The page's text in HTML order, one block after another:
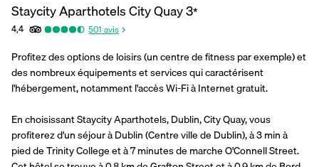
Staycity Aparthotels City Quay3*
4,4 501 avis
Profitez des options de loisirs (un centre de fitness par exemple) et
des nombreux équipements et services qui caractérisent
l'hébergement, notamment l'accès Wi-Fi à Internet gratuit.
En choisissant Staycity Aparthotels, Dublin, City Quay, vous
profiterez d'un séjour à Dublin (Centre ville de Dublin), à 3 min à
pied de Trinity College et à 7 minutes de marche O'Connell Street.